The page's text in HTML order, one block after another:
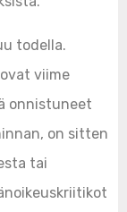
todella.
ovat viime
onnistuneet
on sitten
tai